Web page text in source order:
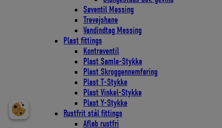
Søventil Messing
Trevejshane
Vandindtag Messing
Plast fittings
Kontraventil
Plast Samle-Stykke
Plast Skroggennemføring
Plast T-Stykke
Plast Vinkel-Stykke
Plast Y-Stykke
Rustfrit stål fittings
Afløb rustfri